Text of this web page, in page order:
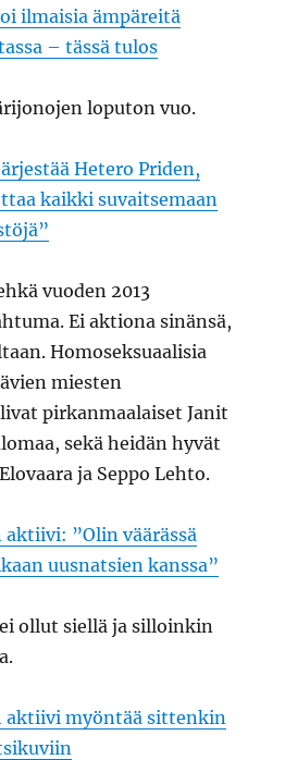
ilmaisia ämpäreitä
– tässä tulos
loputon vuo.
Hetero Priden,
kaikki suvaitsemaan
vuoden 2013
Ei aktiona sinänsä,
Homoseksuaalisia
miesten
pirkanmaalaiset Janit
sekä heidän hyvät
ja Seppo Lehto.
aktiivi: ”Olin väärässä
uusnatsien kanssa”
ollut siellä ja silloinkin
aktiivi myöntää sittenkin